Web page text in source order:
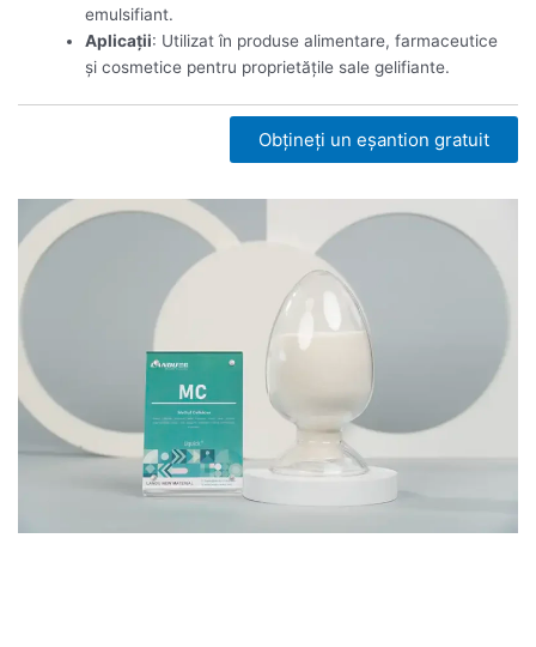
emulsifiant.
Aplicații: Utilizat în produse alimentare, farmaceutice
și cosmetice pentru proprietățile sale gelifiante.
Obțineți un eșantion gratuit